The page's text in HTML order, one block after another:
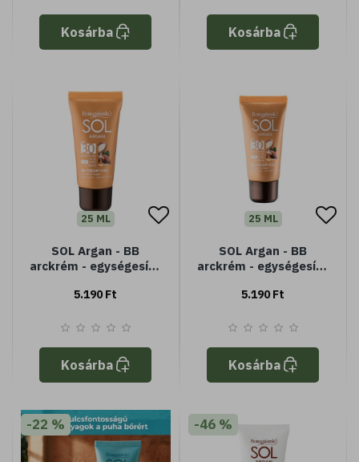
Kosárba Kosárba
25 ML
SOL Argan - BB
arckrém - egységesítő
- SPF 30 magas
5.190 Ft
Kosárba
25 ML
SOL Argan - BB
arckrém - egységesítő
- SPF 30 magas
5.190 Ft
Kosárba
-22 % -46 %